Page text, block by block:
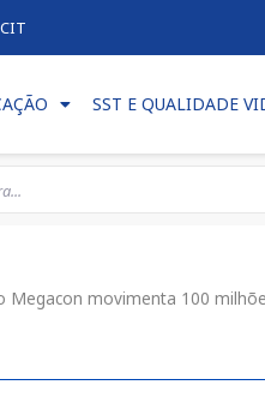
CIT
SST E QUALIDADE
Megacon movimenta 100